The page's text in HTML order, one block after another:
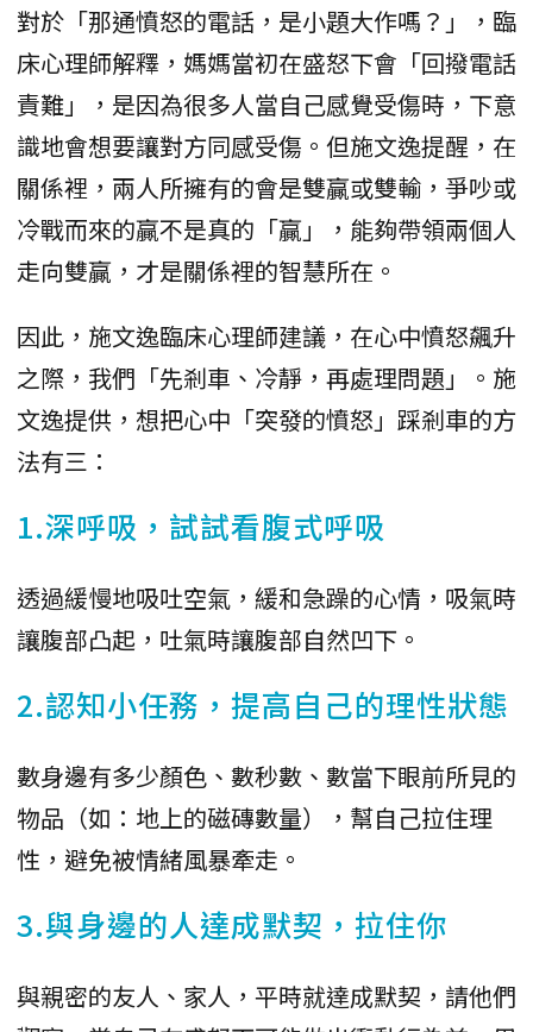
對於「那通憤怒的電話，是小題大作嗎？」，臨
床心理師解釋，媽媽當初在盛怒下會「回撥電話
責難」，是因為很多人當自己感覺受傷時，下意
識地會想要讓對方同感受傷。但施文逸提醒，在
關係裡，兩人所擁有的會是雙贏或雙輸，爭吵或
冷戰而來的贏不是真的「贏」，能夠帶領兩個人
走向雙贏，才是關係裡的智慧所在。
因此，施文逸臨床心理師建議，在心中憤怒飆升
之際，我們「先剎車、冷靜，再處理問題」。施
文逸提供，想把心中「突發的憤怒」踩剎車的方
法有三：
1.深呼吸，試試看腹式呼吸
透過緩慢地吸吐空氣，緩和急躁的心情，吸氣時
讓腹部凸起，吐氣時讓腹部自然凹下。
2.認知小任務，提高自己的理性狀態
數身邊有多少顏色、數秒數、數當下眼前所見的
物品（如：地上的磁磚數量），幫自己拉住理
性，避免被情緒風暴牽走。
3.與身邊的人達成默契，拉住你
與親密的友人、家人，平時就達成默契，請他們